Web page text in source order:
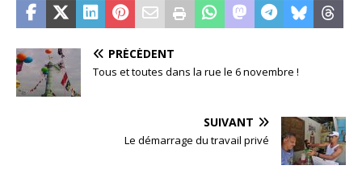
PRÉCÉDENT
Tous et toutes dans la rue le 6 novembre !
SUIVANT
Le démarrage du travail privé